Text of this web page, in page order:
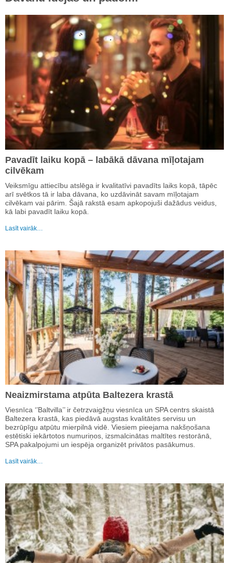
Pavadīt laiku kopā – labākā dāvana mīļotajam
cilvēkam
Veiksmīgu attiecību atslēga ir kvalitatīvi pavadīts laiks kopā, tāpēc
arī svētkos tā ir laba dāvana, ko uzdāvināt savam mīļotajam
cilvēkam vai pārim. Šajā rakstā esam apkopojuši dažādus veidus,
kā labi pavadīt laiku kopā.
Lasīt vairāk…
Neaizmirstama atpūta Baltezera krastā
Viesnīca ‘’Baltvilla’’ ir četrzvaigžņu viesnīca un SPA centrs skaistā
Baltezera krastā, kas piedāvā augstas kvalitātes servisu un
bezrūpīgu atpūtu mierpilnā vidē. Viesiem pieejama nakšņošana
estētiski iekārtotos numuriņos, izsmalcinātas maltītes restorānā,
SPA pakalpojumi un iespēja organizēt privātos pasākumus.
Lasīt vairāk…